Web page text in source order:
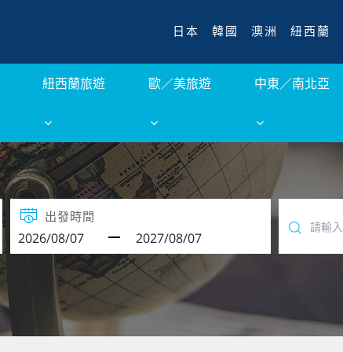
日本 韓國 澳洲 紐西蘭
紐西蘭旅遊 歐／美旅遊 中東／南北亞
出發時間